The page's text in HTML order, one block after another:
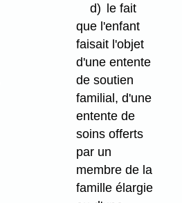
d) le fait
que l'enfant
faisait l'objet
d'une entente
de soutien
familial, d'une
entente de
soins offerts
par un
membre de la
famille élargie